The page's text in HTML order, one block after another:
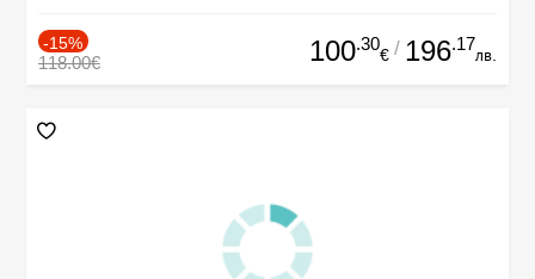
-15%
118.00€ 100.30
€ / 196.17
лв.